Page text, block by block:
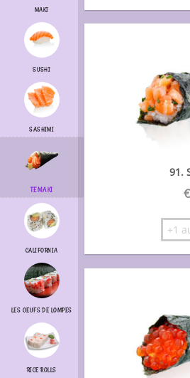
MAKI
SUSHI
SASHIMI
TEMAKI
CALIFORNIA
LES OEUFS DE LOMPES
RICE ROLLS
91.
€
+1